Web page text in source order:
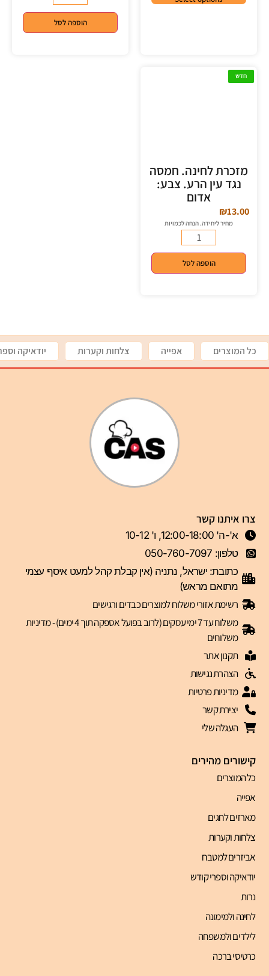
הוספה לסל
חדש
מזכרת לחינה. חמסה
נגד עין הרע. צבע:
אדום
₪13.00
מחיר ליחידה. הנחה לכמויות
הוספה לסל
כל המוצרים אפייה צלחות וקערות יודאיקה
קישורים מהירים
כל המוצרים
אפייה
מארזים לחגים
צלחות וקערות
אביזרים למטבח
יודאיקה וספרי קודש
נרות
לחינה ולמימונה
לילדים ולמשפחה
כרטיסי ברכה
צרו איתנו קשר
א'-ה' 12:00-18:00, ו' 10-12
טלפון: 050-760-7097
כתובת: ישראל, נתניה (אין קבלת קהל למעט איסף עצמי
מתואם מראש)
רשימת אזורי משלוח למוצרים כבדים ורגישים
משלוח עד 7 ימי עסקים (לרוב בפועל אספקה תוך 4 ימים) - מדיניות
משלוחים
תקנון אתר
הצהרת נגישות
מדיניות פרטיות
יצירת קשר
העגלה שלי